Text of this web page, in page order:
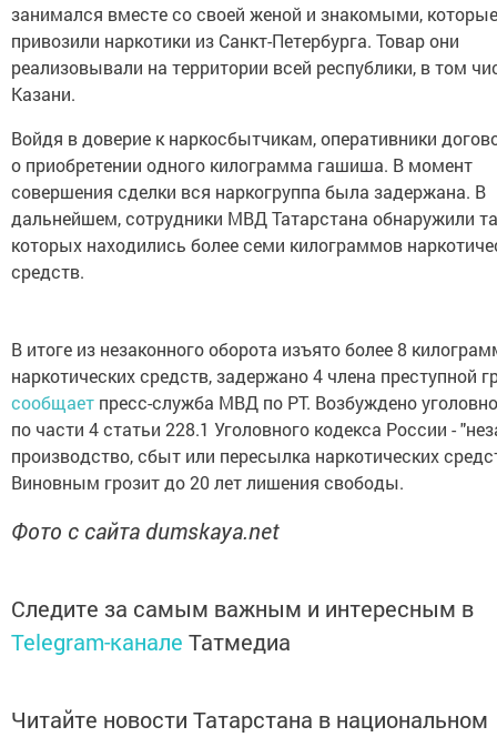
занимался вместе со своей женой и знакомыми, которые
привозили наркотики из Санкт-Петербурга. Товар они
реализовывали на территории всей республики, в том
Казани.
Войдя в доверие к наркосбытчикам, оперативники
о приобретении одного килограмма гашиша. В момент
совершения сделки вся наркогруппа была задержана. В
дальнейшем, сотрудники МВД Татарстана обнаружили
которых находились более семи килограммов
средств.
В итоге из незаконного оборота изъято более 8
наркотических средств, задержано 4 члена преступной
сообщает пресс-служба МВД по РТ. Возбуждено
по части 4 статьи 228.1 Уголовного кодекса России -
производство, сбыт или пересылка наркотических
Виновным грозит до 20 лет лишения свободы.
Фото с сайта dumskaya.net
Следите за самым важным и интересным в
Telegram-канале Татмедиа
Читайте новости Татарстана в национальном